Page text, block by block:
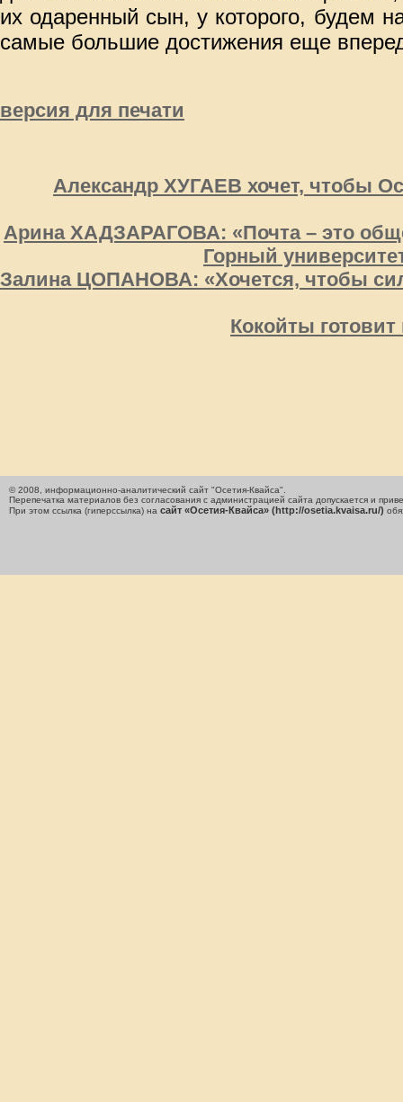
их одаренный сын, у которого, будем
самые большие достижения еще
версия для печати
Александр ХУГАЕВ хочет, чтобы
Арина ХАДЗАРАГОВА: «Почта – это
Горный
Залина ЦОПАНОВА: «Хочется, чтобы
Кокойты
© 2008, информационно-аналитический сайт "Осетия-Квайса".
Перепечатка материалов без согласования с администрацией сайта допускается и
При этом ссылка (гиперссылка) на сайт «Осетия-Квайса» (http://osetia.kvaisa.ru/)